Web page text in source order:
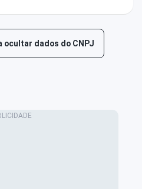
ocultar dados do CNPJ